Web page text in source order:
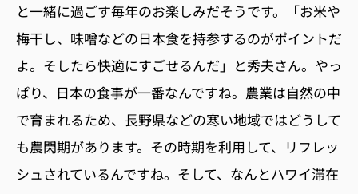
と一緒に過ごす毎年のお楽しみだそうです。「お米や
梅干し、味噌などの日本食を持参するのがポイントだ
よ。そしたら快適にすごせるんだ」と秀夫さん。やっ
ぱり、日本の食事が一番なんですね。農業は自然の中
で育まれるため、長野県などの寒い地域ではどうして
も農閑期があります。その時期を利用して、リフレッ
シュされているんですね。そして、なんとハワイ滞在